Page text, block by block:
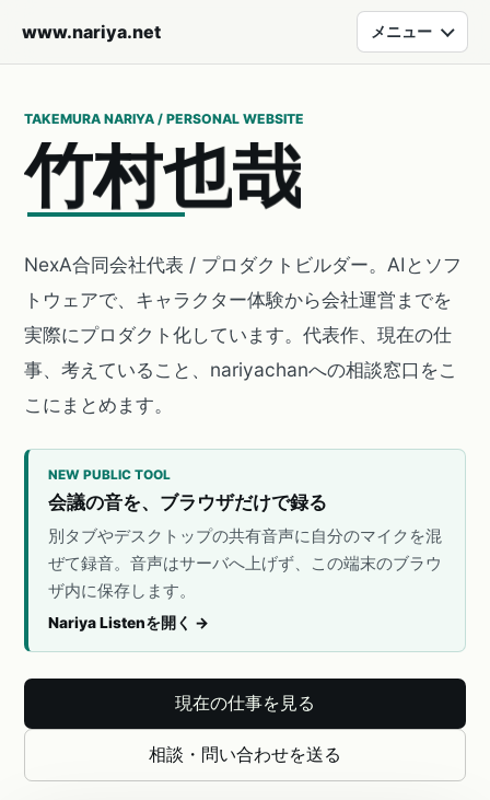
www.nariya.net メニュー
TAKEMURA NARIYA / PERSONAL WEBSITE
竹村也哉
NexA合同会社代表 / プロダクトビルダー。AIとソフ
トウェアで、キャラクター体験から会社運営までを
実際にプロダクト化しています。代表作、現在の仕
事、考えていること、nariyachanへの相談窓口をこ
こにまとめます。
NEW PUBLIC TOOL
会議の音を、ブラウザだけで録る
別タブやデスクトップの共有音声に自分のマイクを混
ぜて録音。音声はサーバへ上げず、この端末のブラウ
ザ内に保存します。
Nariya Listenを開く →
現在の仕事を見る
相談・問い合わせを送る